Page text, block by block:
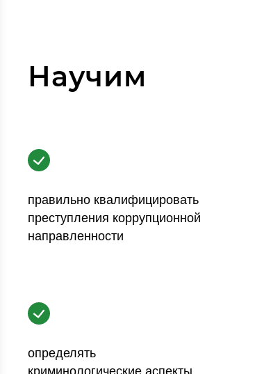
Научим
правильно квалифицировать
преступления коррупционной
направленности
определять